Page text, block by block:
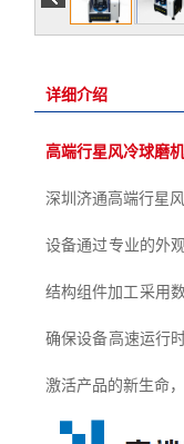
详细介绍
高端行星风冷球磨机
深圳济通高端行星
设备通过专业的外
结构组件加工采用
确保设备高速运行
激活产品的新生命